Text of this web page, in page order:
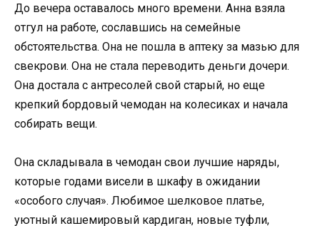
До вечера оставалось много времени. Анна взяла
отгул на работе, сославшись на семейные
обстоятельства. Она не пошла в аптеку за мазью для
свекрови. Она не стала переводить деньги дочери.
Она достала с антресолей свой старый, но еще
крепкий бордовый чемодан на колесиках и начала
собирать вещи.
Она складывала в чемодан свои лучшие наряды,
которые годами висели в шкафу в ожидании
«особого случая». Любимое шелковое платье,
уютный кашемировый кардиган, новые туфли,